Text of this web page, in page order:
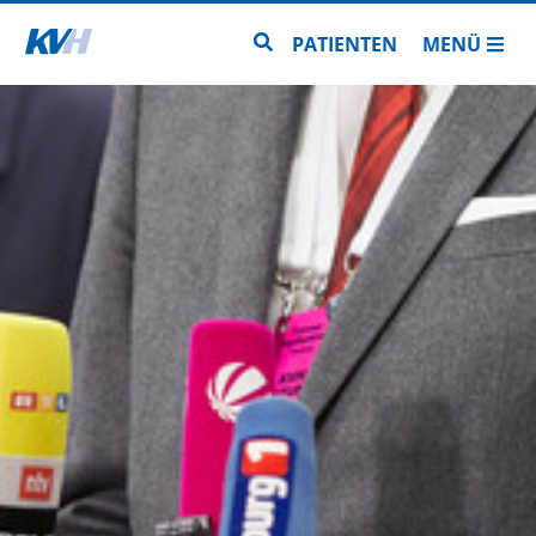
Zur Startseite Zur Seitensuche
PATIENTEN MENÜ